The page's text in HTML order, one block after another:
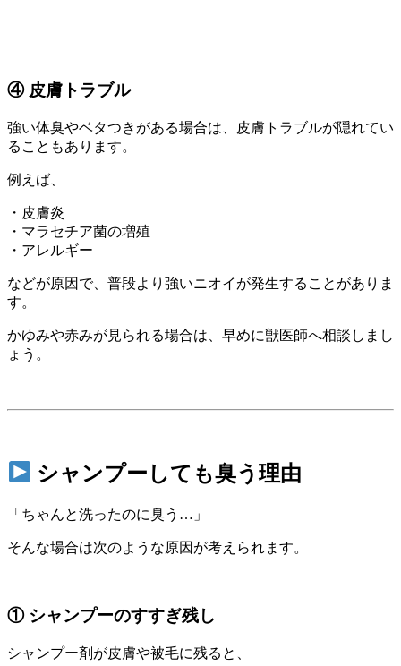
④ 皮膚トラブル
強い体臭やベタつきがある場合は、皮膚トラブルが隠れてい
ることもあります。
例えば、
・皮膚炎
・マラセチア菌の増殖
・アレルギー
などが原因で、普段より強いニオイが発生することがありま
す。
かゆみや赤みが見られる場合は、早めに獣医師へ相談しまし
ょう。
シャンプーしても臭う理由
「ちゃんと洗ったのに臭う…」
そんな場合は次のような原因が考えられます。
① シャンプーのすすぎ残し
シャンプー剤が皮膚や被毛に残ると、